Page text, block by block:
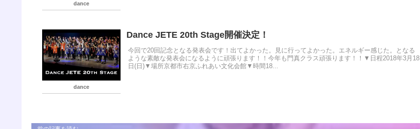
dance
dance
Dance JETE 20th Stage開催決定！
今回で20回記念となる発表会です！出てよかった。見に行ってよかった。エネルギー感じた。となる
ような素敵な発表会になるように頑張ります！！今年も門真クラス頑張ります！！▼日程2018年3月18
日(日)▼場所京都市右京ふれあい文化会館▼時間18...